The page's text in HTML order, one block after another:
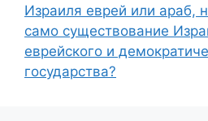
Израиля еврей или араб,
само существование
еврейского и
государства?